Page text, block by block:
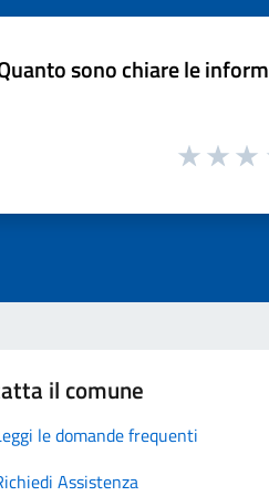
sono chiare le
il comune
le domande frequenti
Assistenza